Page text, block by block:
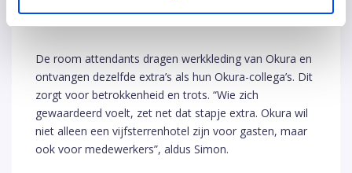
dat ieders bijdrage waardevol is.
De room attendants dragen werkkleding van Okura en
ontvangen dezelfde extra’s als hun Okura-collega’s. Dit
zorgt voor betrokkenheid en trots. “Wie zich
gewaardeerd voelt, zet net dat stapje extra. Okura wil
niet alleen een vijfsterrenhotel zijn voor gasten, maar
ook voor medewerkers”, aldus Simon.